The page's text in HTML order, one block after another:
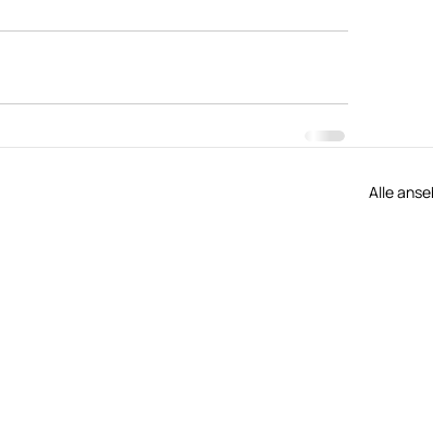
Alle